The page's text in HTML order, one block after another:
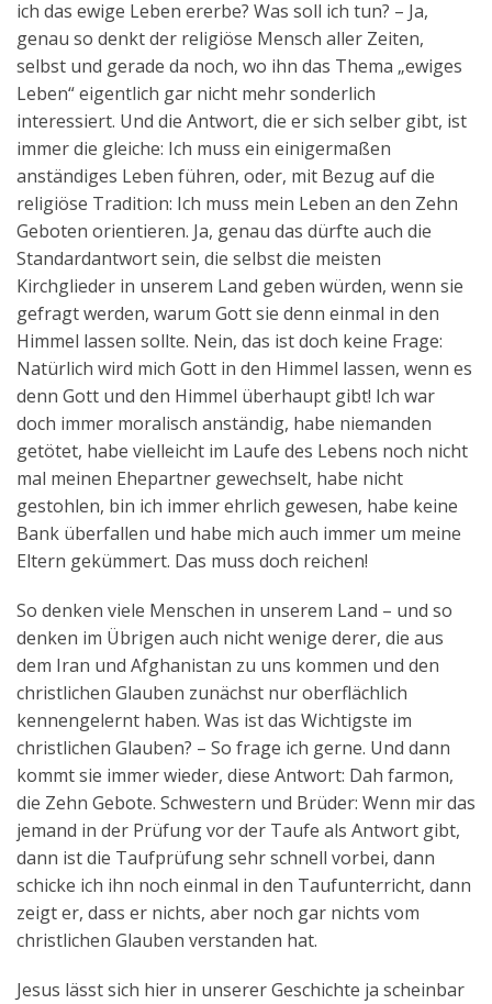
ich das ewige Leben ererbe? Was soll ich tun? – Ja,
genau so denkt der religiöse Mensch aller Zeiten,
selbst und gerade da noch, wo ihn das Thema „ewiges
Leben“ eigentlich gar nicht mehr sonderlich
interessiert. Und die Antwort, die er sich selber gibt, ist
immer die gleiche: Ich muss ein einigermaßen
anständiges Leben führen, oder, mit Bezug auf die
religiöse Tradition: Ich muss mein Leben an den Zehn
Geboten orientieren. Ja, genau das dürfte auch die
Standardantwort sein, die selbst die meisten
Kirchglieder in unserem Land geben würden, wenn sie
gefragt werden, warum Gott sie denn einmal in den
Himmel lassen sollte. Nein, das ist doch keine Frage:
Natürlich wird mich Gott in den Himmel lassen, wenn es
denn Gott und den Himmel überhaupt gibt! Ich war
doch immer moralisch anständig, habe niemanden
getötet, habe vielleicht im Laufe des Lebens noch nicht
mal meinen Ehepartner gewechselt, habe nicht
gestohlen, bin ich immer ehrlich gewesen, habe keine
Bank überfallen und habe mich auch immer um meine
Eltern gekümmert. Das muss doch reichen!
So denken viele Menschen in unserem Land – und so
denken im Übrigen auch nicht wenige derer, die aus
dem Iran und Afghanistan zu uns kommen und den
christlichen Glauben zunächst nur oberflächlich
kennengelernt haben. Was ist das Wichtigste im
christlichen Glauben? – So frage ich gerne. Und dann
kommt sie immer wieder, diese Antwort: Dah farmon,
die Zehn Gebote. Schwestern und Brüder: Wenn mir das
jemand in der Prüfung vor der Taufe als Antwort gibt,
dann ist die Taufprüfung sehr schnell vorbei, dann
schicke ich ihn noch einmal in den Taufunterricht, dann
zeigt er, dass er nichts, aber noch gar nichts vom
christlichen Glauben verstanden hat.
Jesus lässt sich hier in unserer Geschichte ja scheinbar